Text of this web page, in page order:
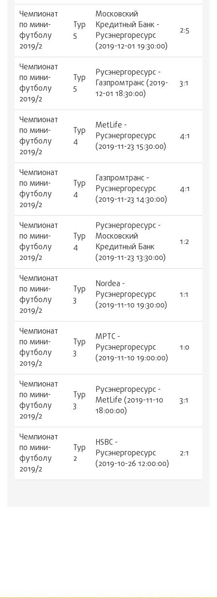
Чемпионат
по мини-
футболу
2019/2
Тур
5
Московский
Кредитный Банк -
Русэнергоресурс
(2019-12-01 19:30:00)
2:5
Чемпионат
по мини-
футболу
2019/2
Тур
5
Русэнергоресурс -
Газпромтранс (2019-
12-01 18:30:00)
3:1
Чемпионат
по мини-
футболу
2019/2
Тур
4
MetLife -
Русэнергоресурс
(2019-11-23 15:30:00)
4:1
Чемпионат
по мини-
футболу
2019/2
Тур
4
Газпромтранс -
Русэнергоресурс
(2019-11-23 14:30:00)
4:1
Чемпионат
по мини-
футболу
2019/2
Тур
4
Русэнергоресурс -
Московский
Кредитный Банк
(2019-11-23 13:30:00)
1:2
Чемпионат
по мини-
футболу
2019/2
Тур
3
Nordea -
Русэнергоресурс
(2019-11-10 19:30:00)
1:1
Чемпионат
по мини-
футболу
2019/2
Тур
3
МРТС -
Русэнергоресурс
(2019-11-10 19:00:00)
1:0
Чемпионат
по мини-
футболу
2019/2
Тур
3
Русэнергоресурс -
MetLife (2019-11-10
18:00:00)
3:1
Чемпионат
по мини-
футболу
2019/2
Тур
2
HSBC -
Русэнергоресурс
(2019-10-26 12:00:00)
2:1